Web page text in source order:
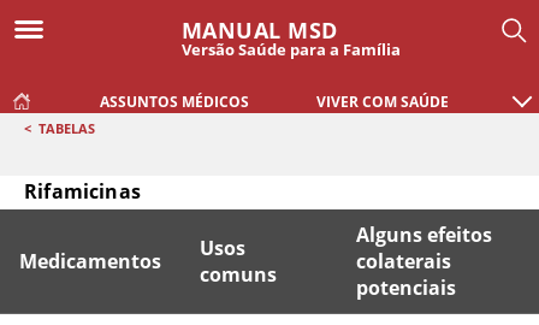
MANUAL MSD
Versão Saúde para a Família
ASSUNTOS MÉDICOS VIVER COM SAÚDE
< TABELAS
Rifamicinas
Medicamentos
Usos
comuns
Alguns efeitos
colaterais
potenciais